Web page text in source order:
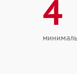
4